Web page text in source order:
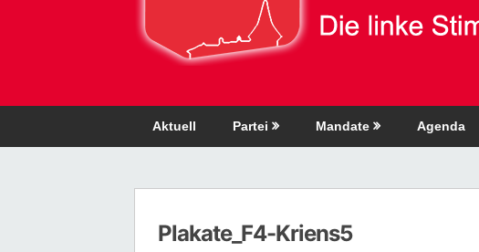
Aktuell Partei Mandate Agenda
Plakate_F4-Kriens5